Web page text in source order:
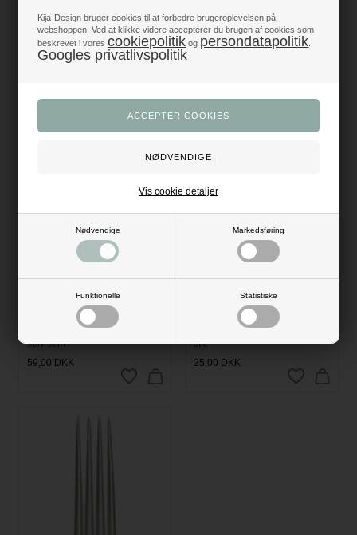
Kija-Design bruger cookies til at forbedre brugeroplevelsen på
webshoppen. Ved at klikke videre accepterer du brugen af cookies som
beskrevet i vorescookiepolitik og persondatapolitik
Googles privatlivspolitik
Nødvendige Markedsføring
Funktionelle Statistiske
Vis cookie detaljer
sølv 8cm
sølv 6,5cm
39,00 DKK
sølv 9cm
59,00 DKK
stk.
25,00 DKK